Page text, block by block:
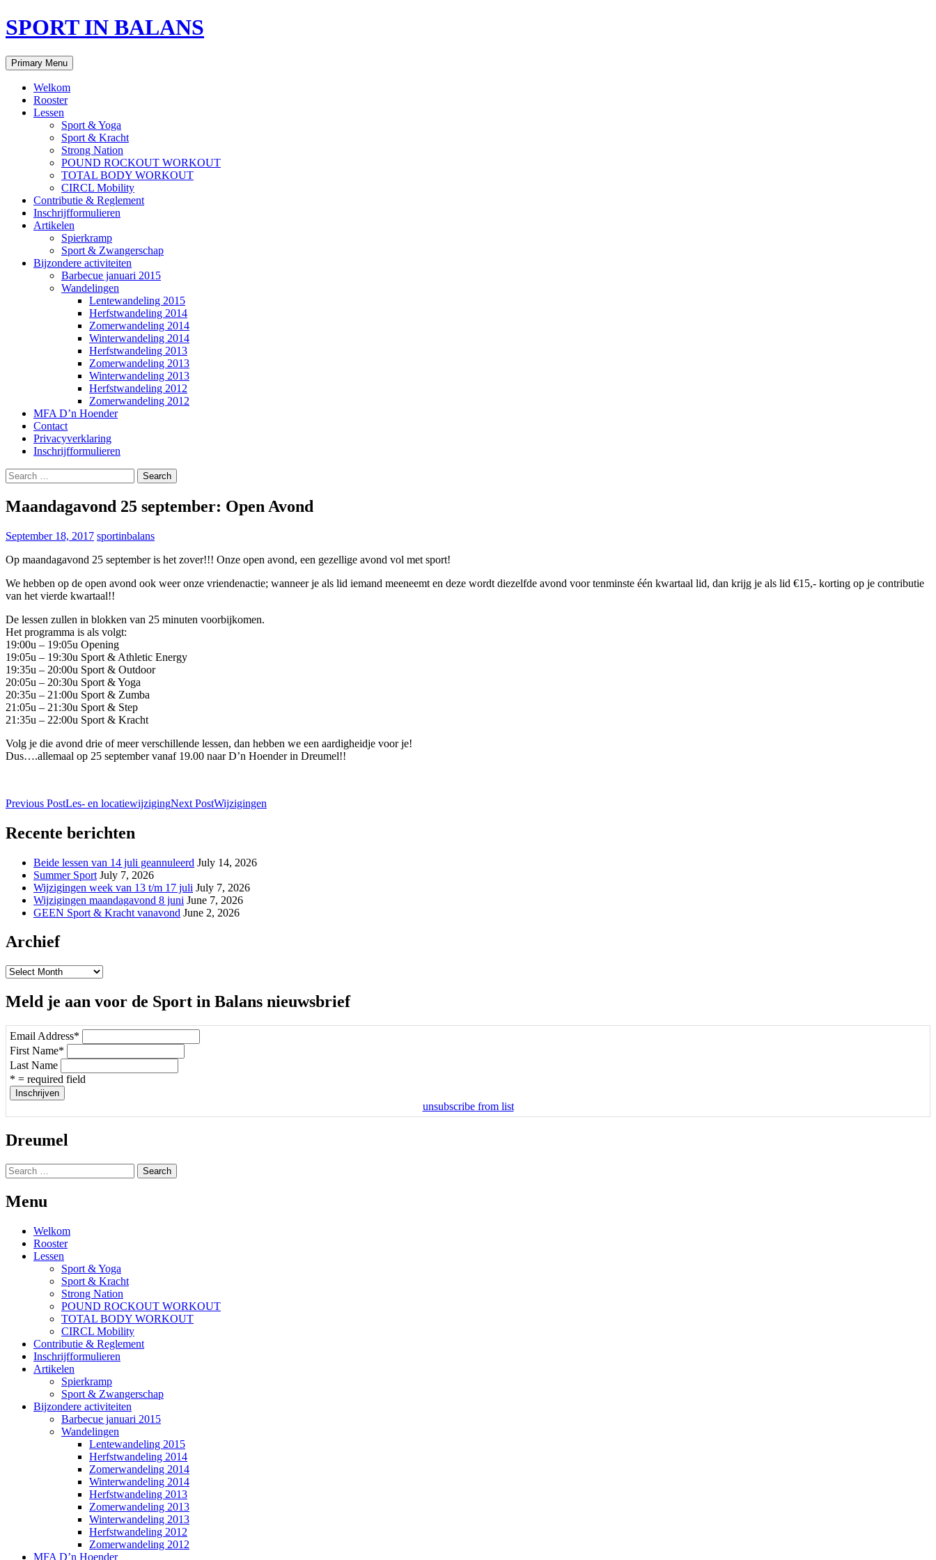
Skip
to
SPORT IN BALANS
Search
Primary Menu
Welkom
Rooster
Lessen
Sport & Yoga
Sport & Kracht
Strong Nation
POUND ROCKOUT WORKOUT
TOTAL BODY WORKOUT
CIRCL Mobility
Contributie & Reglement
Inschrijfformulieren
Artikelen
Spierkramp
Sport & Zwangerschap
Bijzondere activiteiten
Barbecue januari 2015
Wandelingen
Lentewandeling 2015
Herfstwandeling 2014
Zomerwandeling 2014
Winterwandeling 2014
Herfstwandeling 2013
Zomerwandeling 2013
Winterwandeling 2013
Herfstwandeling 2012
Zomerwandeling 2012
MFA D’n Hoender
Contact
Privacyverklaring
Inschrijfformulieren
Search
for:
Maandagavond 25 september: Open Avond
September 18, 2017 sportinbalans
Op maandagavond 25 september is het zover!!! Onze open avond, een gezellige avond vol met sport!
We hebben op de open avond ook weer onze vriendenactie; wanneer je als lid iemand meeneemt en deze wordt diezelfde avond voor tenminste één kwartaal lid, dan krijg je als lid €15,- korting op je contributie
van het vierde kwartaal!!
De lessen zullen in blokken van 25 minuten voorbijkomen.
Het programma is als volgt:
19:00u – 19:05u Opening
19:05u – 19:30u Sport & Athletic Energy
19:35u – 20:00u Sport & Outdoor
20:05u – 20:30u Sport & Yoga
20:35u – 21:00u Sport & Zumba
21:05u – 21:30u Sport & Step
21:35u – 22:00u Sport & Kracht
Volg je die avond drie of meer verschillende lessen, dan hebben we een aardigheidje voor je!
Dus….allemaal op 25 september vanaf 19.00 naar D’n Hoender in Dreumel!!
Post
navigation
Previous PostLes- en locatiewijzigingNext PostWijzigingen
Recente berichten
Beide lessen van 14 juli geannuleerd July 14, 2026
Summer Sport July 7, 2026
Wijzigingen week van 13 t/m 17 juli July 7, 2026
Wijzigingen maandagavond 8 juni June 7, 2026
GEEN Sport & Kracht vanavond June 2, 2026
Archief
Archief
Meld je aan voor de Sport in Balans nieuwsbrief
Email Address*
First Name*
Last Name
* = required field
unsubscribe from list
Dreumel
Search
for:
Menu
Welkom
Rooster
Lessen
Sport & Yoga
Sport & Kracht
Strong Nation
POUND ROCKOUT WORKOUT
TOTAL BODY WORKOUT
CIRCL Mobility
Contributie & Reglement
Inschrijfformulieren
Artikelen
Spierkramp
Sport & Zwangerschap
Bijzondere activiteiten
Barbecue januari 2015
Wandelingen
Lentewandeling 2015
Herfstwandeling 2014
Zomerwandeling 2014
Winterwandeling 2014
Herfstwandeling 2013
Zomerwandeling 2013
Winterwandeling 2013
Herfstwandeling 2012
Zomerwandeling 2012
MFA D’n Hoender